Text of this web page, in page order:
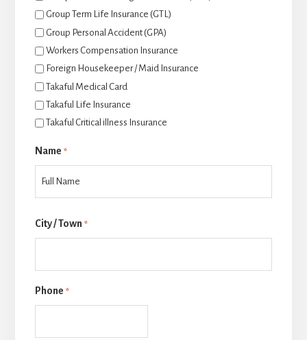
Group Term Life Insurance (GTL)
Group Personal Accident (GPA)
Workers Compensation Insurance
Foreign Housekeeper / Maid Insurance
Takaful Medical Card
Takaful Life Insurance
Takaful Critical illness Insurance
Name *
City / Town *
Phone *